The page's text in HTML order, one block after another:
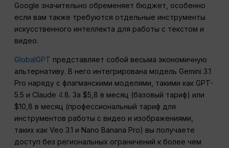
Google значительно обременяет бюджет, особенно
если вам также требуются отдельные инструменты
искусственного интеллекта для работы с текстом и
видео.
GlobalGPT представляет собой весьма экономичную
альтернативу. В него интегрирована модель Gemini 3.1
Pro наряду с флагманскими моделями, такими как GPT-
5.5 и Claude 4.8. За $5,8 в месяц (базовый тариф) или
$10,8 в месяц (профессиональный тариф для
инструментов работы с видео и изображениями,
таких как Veo 3.1 и Nano Banana Pro) вы получаете
доступ без региональных ограничений к более чем